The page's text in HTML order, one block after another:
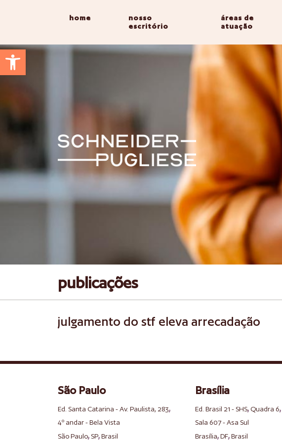
Abrir a barra de ferramentas
home
nosso
escritório
áreas de
atuação
publicações
julgamento do stf eleva arrecadação
São Paulo
Ed. Santa Catarina - Av. Paulista, 283,
4º andar - Bela Vista
São Paulo, SP,Brasil
Brasília
Ed. Brasil 21 - SHS,Quadra 6,
Sala 607 - Asa Sul
Brasília,DF,Brasil